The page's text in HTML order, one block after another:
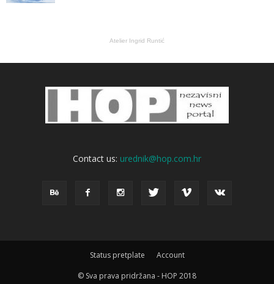
Atelier Ingrid Runtić
Contact us: urednik@hop.com.hr
Status pretplate
Account
© Sva prava pridržana - HOP 2018